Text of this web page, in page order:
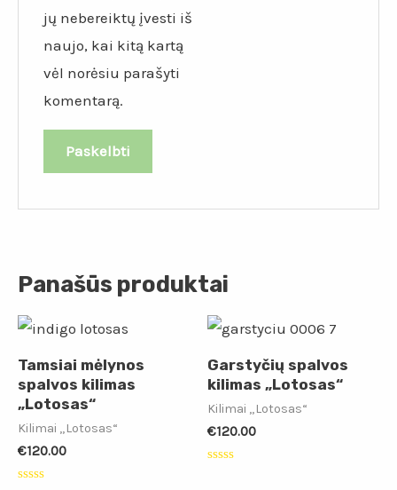
jų nebereiktų įvesti iš
naujo, kai kitą kartą
vėl norėsiu parašyti
komentarą.
Panašūs produktai
Tamsiai mėlynos
spalvos kilimas
„Lotosas“
Kilimai „Lotosas“
€120.00
Garstyčių spalvos
kilimas „Lotosas“
Kilimai „Lotosas“
€120.00